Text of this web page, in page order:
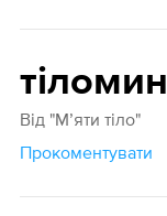
тіломин
Від "М’яти тіло"
Прокоментувати